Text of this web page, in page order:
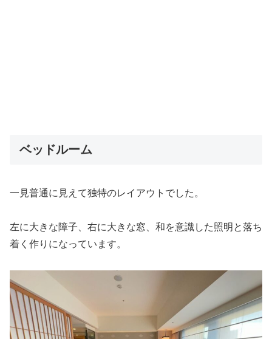
ベッドルーム
一見普通に見えて独特のレイアウトでした。
左に大きな障子、右に大きな窓、和を意識した照明と落ち
着く作りになっています。